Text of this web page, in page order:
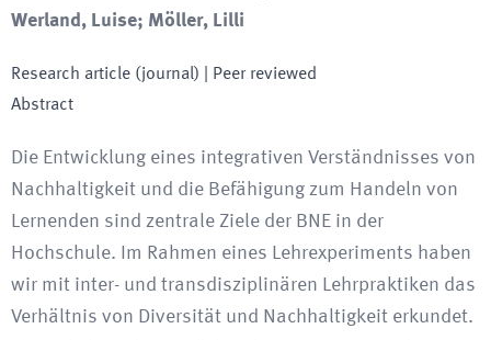
Werland, Luise; Möller, Lilli
Research article (journal) | Peer reviewed
Abstract
Die Entwicklung eines integrativen Verständnisses von
Nachhaltigkeit und die Befähigung zum Handeln von
Lernenden sind zentrale Ziele der BNE in der
Hochschule. Im Rahmen eines Lehrexperiments haben
wir mit inter- und transdisziplinären Lehrpraktiken das
Verhältnis von Diversität und Nachhaltigkeit erkundet.